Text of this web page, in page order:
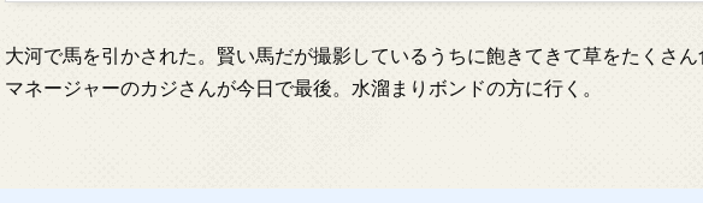
大河で馬を引かされた。賢い馬だが撮影しているうちに飽きてきて草をたくさん
マネージャーのカジさんが今日で最後。水溜まりボンドの方に行く。